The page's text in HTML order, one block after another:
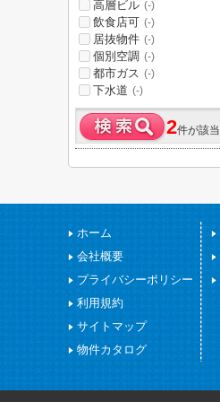
高層ビル (-)
飲食店可 (-)
居抜物件 (-)
個別空調 (-)
都市ガス (-)
下水道 (-)
2件が該当
ホーム
会社概要
プライバシーポリシー
利用規約
サイトマップ
物件カタログ